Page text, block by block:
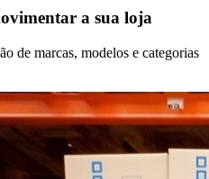
a sua loja
de marcas, modelos e categorias